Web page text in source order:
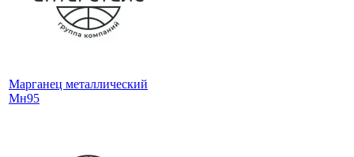
Марганец металлический
Мн95